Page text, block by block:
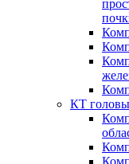
КТ головы